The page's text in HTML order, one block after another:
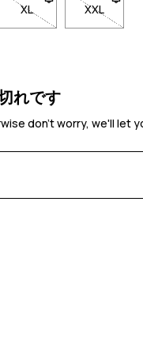
知を受けるにはクリックし
たときに通知を受けるに
す。在庫が戻ったときに
は在庫切れです。在庫が戻
XL- サイズXLは在庫切れ
XXL- サイズ
れです
don't worry, we'll let